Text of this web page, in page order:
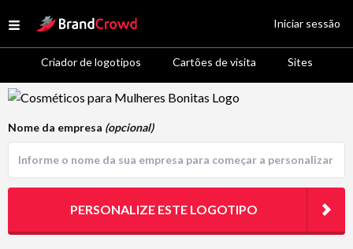
Open menu
Site Logo
Criador de logotipos Cartões de visita Sites
Iniciar sessão
Logo Template Preview
Nome da empresa (opcional)
PERSONALIZE ESTE LOGOTIPO